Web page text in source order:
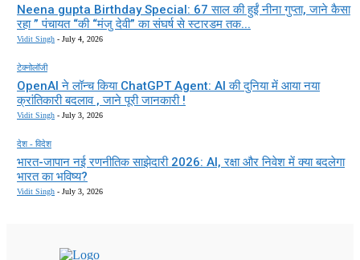
Neena gupta Birthday Special: 67 साल की हुईं नीना गुप्ता, जाने कैसा
रहा ” पंचायत “की “मंजु देवी” का संघर्ष से स्टारडम तक...
Vidit Singh - July 4, 2026
टेक्नोलॉजी
OpenAI ने लॉन्च किया ChatGPT Agent: AI की दुनिया में आया नया
क्रांतिकारी बदलाव , जाने पूरी जानकारी !
Vidit Singh - July 3, 2026
देश - विदेश
भारत-जापान नई रणनीतिक साझेदारी 2026: AI, रक्षा और निवेश में क्या बदलेगा
भारत का भविष्य?
Vidit Singh - July 3, 2026